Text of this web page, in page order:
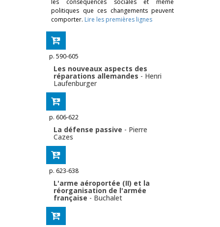
les conséquences sociales et même
politiques que ces changements peuvent
comporter. Lire les premières lignes
p. 590-605
Les nouveaux aspects des
réparations allemandes - Henri
Laufenburger
p. 606-622
La défense passive - Pierre
Cazes
p. 623-638
L'arme aéroportée (II) et la
réorganisation de l'armée
française - Buchalet